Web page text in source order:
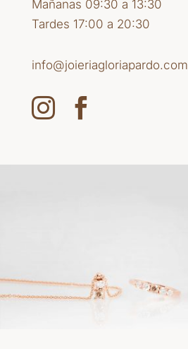
Mañanas 09:30 a 13:30
Tardes 17:00 a 20:30
info@joieriagloriapardo.com
 